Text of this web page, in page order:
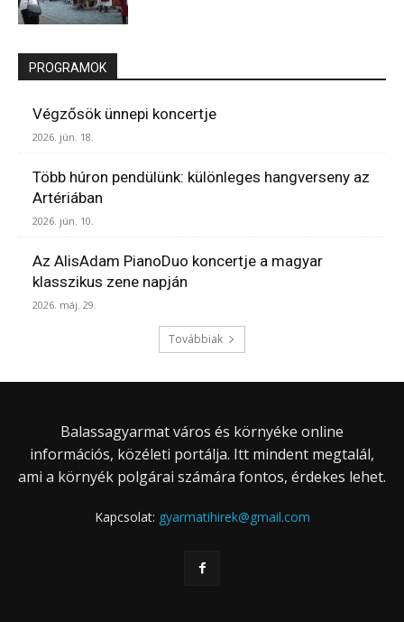
PROGRAMOK
Végzősök ünnepi koncertje
2026. jún. 18.
Több húron pendülünk: különleges hangverseny az
Artériában
2026. jún. 10.
Az AlisAdam PianoDuo koncertje a magyar
klasszikus zene napján
2026. máj. 29.
Továbbiak
Balassagyarmat város és környéke online
információs, közéleti portálja. Itt mindent megtalál,
ami a környék polgárai számára fontos, érdekes lehet.
Kapcsolat: gyarmatihirek@gmail.com